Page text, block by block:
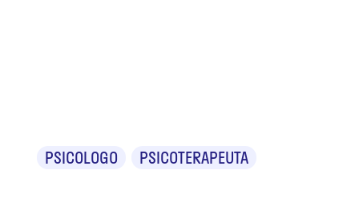
PSICOLOGO PSICOTERAPEUTA